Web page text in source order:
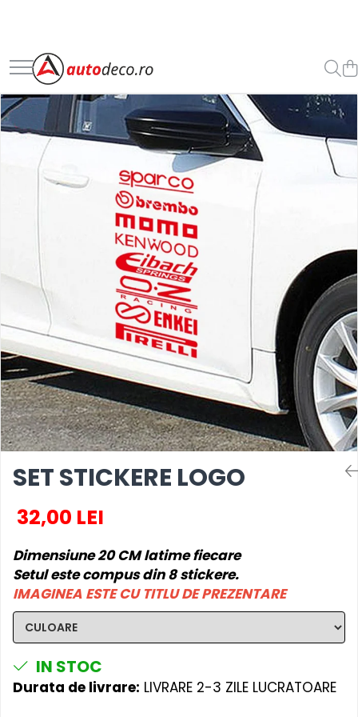
Toate Produsele
STICKERE AUTO
STICKERE MARCI AUTO
ALFA ROMEO
FORD
HONDA
HYUNDAI
KIA
MAZDA
MERCEDES
OPEL
PEUGEOT
RENAULT
SEAT
SKODA
VOLKSWAGEN
VOLVO
STICKERE STALPI
STALPI MARCI AUTO
TOP VANZARI
STICKERE PARBRIZ
STICKERE STALPI SI GEAM MIC
STICKERE CAMUFLAJ
STICKERE PENTRU FIRME
SET STICKERE LOGO
32,00 LEI
Dimensiune 20 CM latime fiecare
Setul este compus din 8 stickere.
IMAGINEA ESTE CU TITLU DE PREZENTARE
IN STOC
Durata de livrare: LIVRARE 2-3 ZILE LUCRATOARE